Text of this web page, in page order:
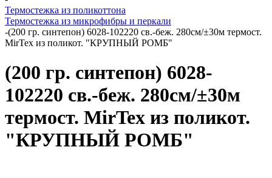
Термостежка из поликоттона
Термостежка из микрофибры и перкали
-(200 гр. синтепон) 6028-102220 св.-беж. 280см/±30м термост.
MirTex из поликот. "КРУПНЫЙ РОМБ"
(200 гр. синтепон) 6028-
102220 св.-беж. 280см/±30м
термост. MirTex из поликот.
"КРУПНЫЙ РОМБ"